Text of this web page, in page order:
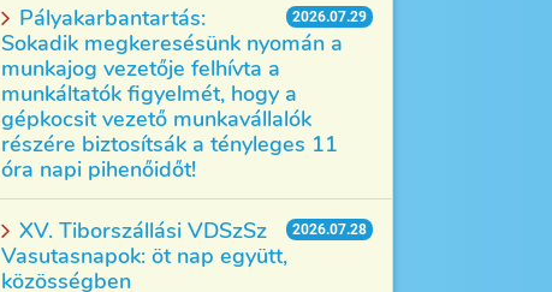
2026.07.29
Pályakarbantartás:
Sokadik megkeresésünk nyomán a
munkajog vezetője felhívta a
munkáltatók figyelmét, hogy a
gépkocsit vezető munkavállalók
részére biztosítsák a tényleges 11
óra napi pihenőidőt!
2026.07.28
XV. Tiborszállási VDSzSz
Vasutasnapok: öt nap együtt,
közösségben